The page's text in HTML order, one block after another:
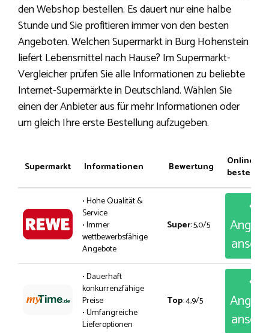
den Webshop bestellen. Es dauert nur eine halbe
Stunde und Sie profitieren immer von den besten
Angeboten. Welchen Supermarkt in Burg Hohenstein
liefert Lebensmittel nach Hause? Im Supermarkt-
Vergleicher prüfen Sie alle Informationen zu beliebte
Internet-Supermärkte in Deutschland. Wählen Sie
einen der Anbieter aus für mehr Informationen oder
um gleich Ihre erste Bestellung aufzugeben.
Supermarkt Informationen Bewertung
Online
bestellen
• Hohe Qualität &
Service
• Immer
wettbewerbsfähige
Angebote
Super: 5,0/5
• Dauerhaft
konkurrenzfähige
Preise
• Umfangreiche
Lieferoptionen
Top: 4,9/5